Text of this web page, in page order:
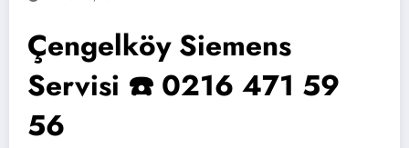
Çengelköy Siemens
Servisi ☎️ 0216 471 59
56